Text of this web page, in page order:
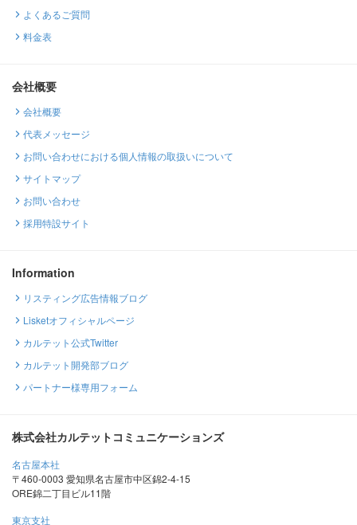
よくあるご質問
料金表
会社概要
会社概要
代表メッセージ
お問い合わせにおける個人情報の取扱いについて
サイトマップ
お問い合わせ
採用特設サイト
Information
リスティング広告情報ブログ
Lisketオフィシャルページ
カルテット公式Twitter
カルテット開発部ブログ
パートナー様専用フォーム
株式会社カルテットコミュニケーションズ
名古屋本社
〒460-0003 愛知県名古屋市中区錦2-4-15
ORE錦二丁目ビル11階
東京支社